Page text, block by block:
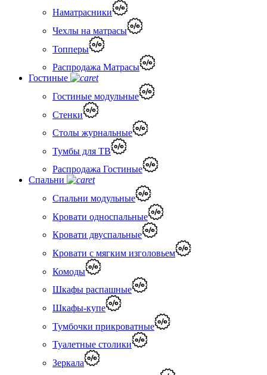
Наматрасники
Чехлы на матрасы
Топперы
Распродажа Матрасы
Гостиные
Гостиные модульные
Стенки
Столы журнальные
Тумбы для ТВ
Распродажа Гостиные
Спальни
Спальни модульные
Кровати односпальные
Кровати двуспальные
Кровати с мягким изголовьем
Комоды
Шкафы распашные
Шкафы-купе
Тумбочки прикроватные
Туалетные столики
Зеркала